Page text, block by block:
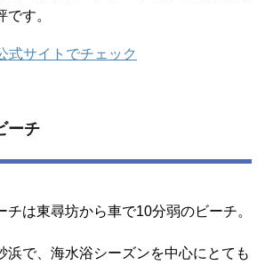
す。
式サイトでチェック
ーチ
チは東尋坊から車で10分弱のビーチ。
浜で、海水浴シーズンを中心にとても